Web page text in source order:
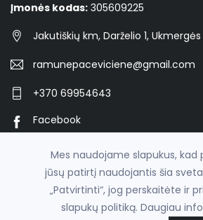
Įmonės kodas: 305609225
Jakutiškių km, Darželio 1, Ukmergės
ramunepaceviciene@gmail.com
+370 69954643
Facebook
© 2026
asperku.lt
Mes naudojame slapukus,
jūsų patirtį naudojantis šia
„Patvirtinti“, jog perskaitėte ir
slapukų politiką. Daugiau